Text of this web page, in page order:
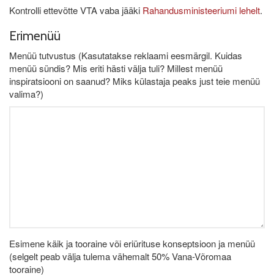
Kontrolli ettevõtte VTA vaba jääki Rahandusministeeriumi lehelt.
Erimenüü
Menüü tutvustus (Kasutatakse reklaami eesmärgil. Kuidas
menüü sündis? Mis eriti hästi välja tuli? Millest menüü
inspiratsiooni on saanud? Miks külastaja peaks just teie menüü
valima?)
Esimene käik ja tooraine või eriürituse konseptsioon ja menüü
(selgelt peab välja tulema vähemalt 50% Vana-Võromaa
tooraine)